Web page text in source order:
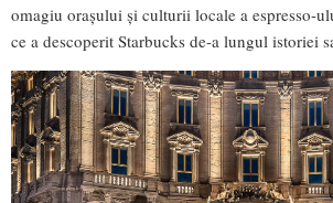
omagiu orașului și culturii locale a espresso-
ce a descoperit Starbucks de-a lungul istoriei